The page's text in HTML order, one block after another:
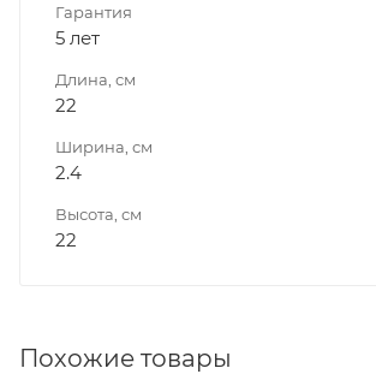
Гарантия
5 лет
Длина, см
22
Ширина, см
2.4
Высота, см
22
Похожие товары